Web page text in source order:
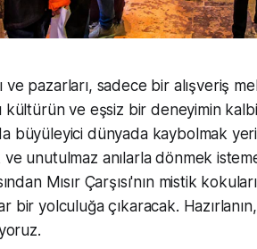
ve pazarları, sadece bir alışveriş
kültürün ve eşsiz bir deneyimin
büyüleyici dünyada kaybolmak
unutulmaz anılarla dönmek
Mısır Çarşısı'nın mistik
bir yolculuğa çıkaracak.